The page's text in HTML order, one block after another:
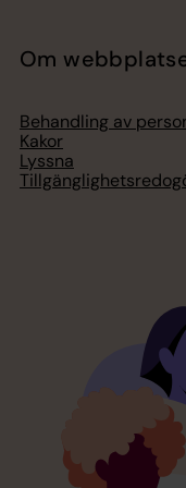
Om
Behandling av
Kakor
Lyssna